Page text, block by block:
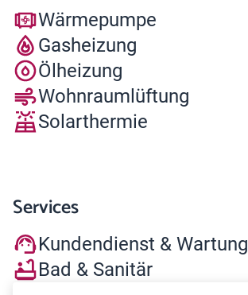
Wärmepumpe
Gasheizung
Ölheizung
Wohnraumlüftung
Solarthermie
Services
Kundendienst & Wartung
Bad & Sanitär